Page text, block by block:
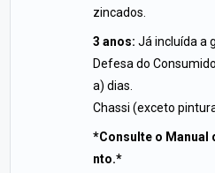
zincados.
3 anos: Já incluída a
Defesa do
a) dias.
Chassi (exceto
*Consulte o Manual
nto.*